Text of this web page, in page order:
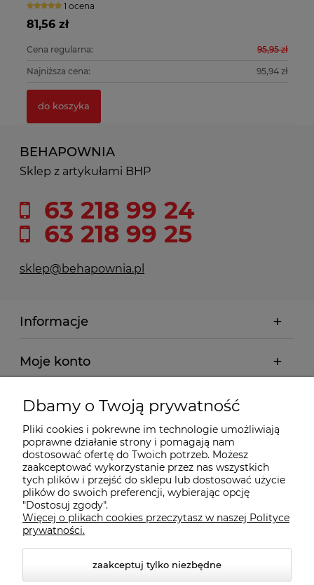
1 ocena
81,56 zł
Cena regularna: 95,95 zł
Najniższa cena: 95,94 zł
do koszyka
0 ocen
21,90 zł
BEHAPOWNIA
Sklep z artykułami BHP
63 218 99 24
63 218 99 25
sklep@behapownia.pl
Informacje
Moje konto
Płatności i dostawa
Wybrane Kategorie
Wybrane Marki
Wiedza o BHP
Dbamy o Twoją prywatność
Pliki cookies i pokrewne im technologie umożliwiają
poprawne działanie strony i pomagają nam
dostosować ofertę do Twoich potrzeb. Możesz
zaakceptować wykorzystanie przez nas wszystkich
tych plików i przejść do sklepu lub dostosować użycie
plików do swoich preferencji, wybierając opcję
"Dostosuj zgody".
Więcej o plikach cookies przeczytasz w naszej Polityce
prywatności.
zaakceptuj tylko niezbędne